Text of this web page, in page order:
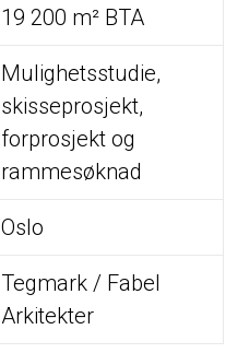
19 200 m² BTA
Mulighetsstudie,
skisseprosjekt,
forprosjekt og
rammesøknad
Oslo
Tegmark / Fabel
Arkitekter